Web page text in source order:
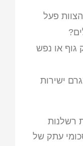
פעל
גוף או נפש
ישירות
רשלנות
עתק של